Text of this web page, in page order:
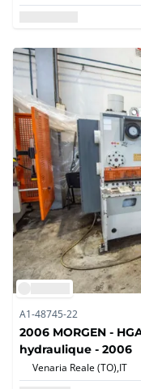
A1-48745-22
2006 MORGEN -
hydraulique - 2006
Venaria Reale (TO),IT